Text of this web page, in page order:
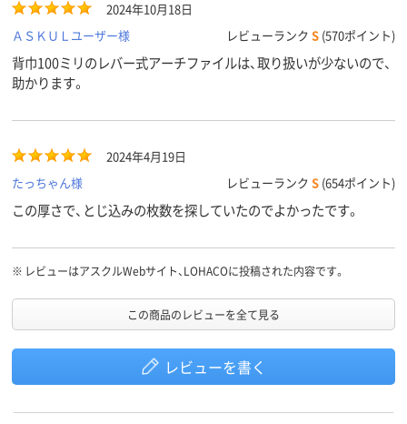
2024年10月18日
ＡＳＫＵＬユーザー様
レビューランク S (570ポイント)
背巾100ミリのレバー式アーチファイルは、取り扱いが少ないので、
助かります。
2024年4月19日
たっちゃん様
レビューランク S (654ポイント)
この厚さで、とじ込みの枚数を探していたのでよかったです。
※ レビューはアスクルWebサイト、LOHACOに投稿された内容です。
この商品のレビューを全て見る
レビューを書く